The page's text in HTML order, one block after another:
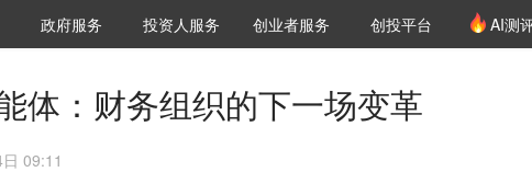
城市之窗
政府服务 VClub投资机构库
投资机构职位推介
投资人服务 创投氪堂
创业者服务 创投平台 AI测
体：财务组织的下一场变革
09:11